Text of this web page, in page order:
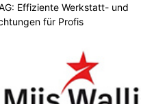
Effiziente Werkstatt- und
für Profis